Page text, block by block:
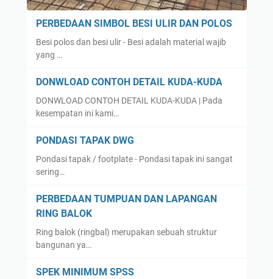
PERBEDAAN SIMBOL BESI ULIR DAN POLOS
Besi polos dan besi ulir - Besi adalah material wajib
yang …
DONWLOAD CONTOH DETAIL KUDA-KUDA
DONWLOAD CONTOH DETAIL KUDA-KUDA | Pada
kesempatan ini kami…
PONDASI TAPAK DWG
Pondasi tapak / footplate - Pondasi tapak ini sangat
sering…
PERBEDAAN TUMPUAN DAN LAPANGAN
RING BALOK
Ring balok (ringbal) merupakan sebuah struktur
bangunan ya…
SPEK MINIMUM SPSS